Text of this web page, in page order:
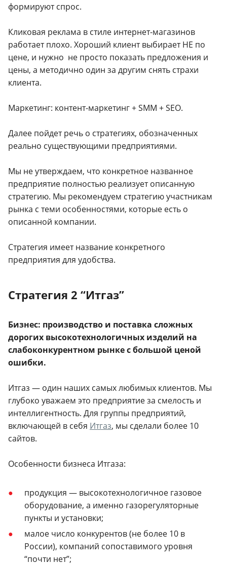
формируют спрос.
Кликовая реклама в стиле интернет-магазинов
работает плохо. Хороший клиент выбирает НЕ по
цене, и нужно не просто показать предложения и
цены, а методично один за другим снять страхи
клиента.
Маркетинг: контент-маркетинг + SMM + SEO.
Далее пойдет речь о стратегиях, обозначенных
реально существующими предприятиями.
Мы не утверждаем, что конкретное названное
предприятие полностью реализует описанную
стратегию. Мы рекомендуем стратегию участникам
рынка с теми особенностями, которые есть о
описанной компании.
Стратегия имеет название конкретного
предприятия для удобства.
Стратегия 2 “Итгаз”
Бизнес: производство и поставка сложных
дорогих высокотехнологичных изделий на
слабоконкурентном рынке с большой ценой
ошибки.
Итгаз — один наших самых любимых клиентов. Мы
глубоко уважаем это предприятие за смелость и
интеллигентность. Для группы предприятий,
включающей в себя Итгаз, мы сделали более 10
сайтов.
Особенности бизнеса Итгаза:
продукция — высокотехнологичное газовое
оборудование, а именно газорегуляторные
пункты и установки;
малое число конкурентов (не более 10 в
России), компаний сопоставимого уровня
“почти нет”;